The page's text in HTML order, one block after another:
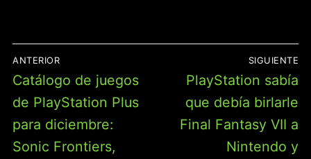
DE
ENTRADAS
ANTERIOR
Entrada
anterior:
Catálogo de juegos
de PlayStation Plus
para diciembre:
Sonic Frontiers,
SIGUIENTE
Entrada
siguiente:
PlayStation sabía
que debía birlarle
Final Fantasy VII a
Nintendo y